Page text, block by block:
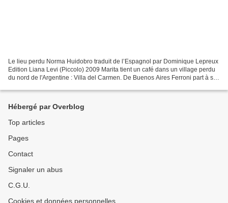
Le lieu perdu Norma Huidobro traduit de l’Espagnol par Dominique Lepreux
Edition Liana Levi (Piccolo) 2009 Marita tient un café dans un village perdu
du nord de l'Argentine : Villa del Carmen. De Buenos Aires Ferroni part à sa
Hébergé par Overblog
Top articles
Pages
Contact
Signaler un abus
C.G.U.
Cookies et données personnelles